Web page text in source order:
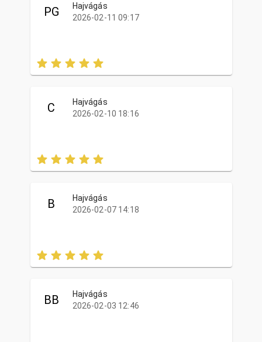
PG
Hajvágás
2026-02-11 09:17
C
Hajvágás
2026-02-10 18:16
B
Hajvágás
2026-02-07 14:18
BB
Hajvágás
2026-02-03 12:46